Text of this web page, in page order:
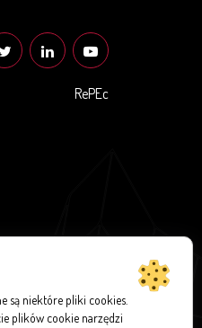
są niektóre pliki cookies.
plików cookie narzędzi
RePEc